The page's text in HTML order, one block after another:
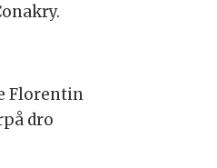
Florentin
dro